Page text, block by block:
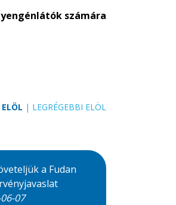
számára
| LEGRÉGEBBI ELÖL
a Fudan
07